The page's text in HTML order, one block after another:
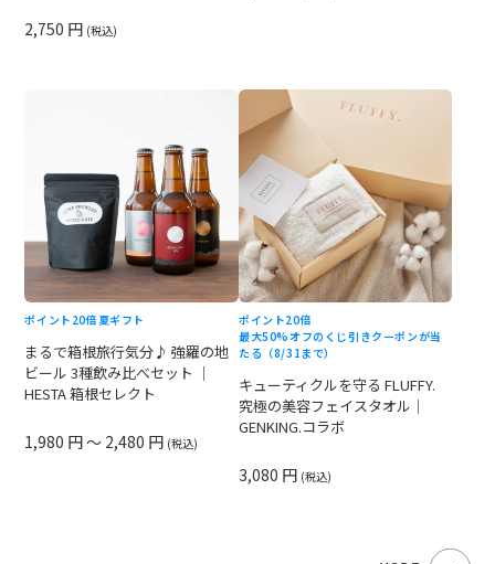
2,750 円 (税込)
ポイント20倍 夏ギフト
まるで箱根旅行気分♪ 強羅の地
ビール 3種飲み比べセット ｜
HESTA 箱根セレクト
1,980 円 ～ 2,480 円 (税込)
ポイント20倍
最大50%オフのくじ引きクーポンが当
たる（8/31まで）
キューティクルを守る FLUFFY.
究極の美容フェイスタオル｜
GENKING.コラボ
3,080 円 (税込)